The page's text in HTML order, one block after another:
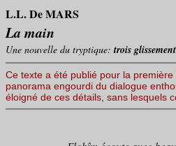
L.L. De MARS
La main
Une nouvelle du tryptique: trois
Ce texte a été publié pour la première
panorama engourdi du dialogue
éloigné de ces détails, sans lesquels